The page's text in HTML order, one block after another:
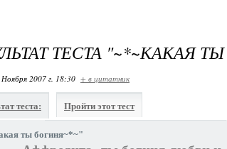
ТЕСТА "~*~КАКАЯ
2007 г. 18:30 + в цитатник
теста: Пройти этот тест
ты богиня~*~"